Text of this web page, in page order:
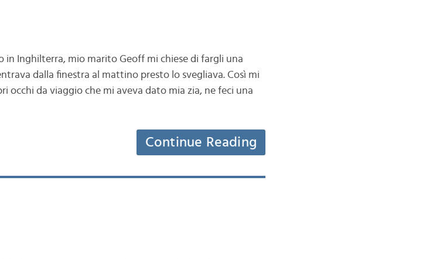
in Inghilterra, mio marito Geoff mi chiese di fargli una
dalla finestra al mattino presto lo svegliava. Così mi
occhi da viaggio che mi aveva dato mia zia, ne feci una
Continue Reading